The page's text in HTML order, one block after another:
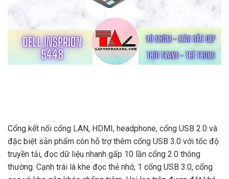
Cổng kết nối cổng LAN, HDMI, headphone, cổng USB 2.0 và
đặc biệt sản phẩm còn hỗ trợ thêm cổng USB 3.0 với tốc độ
truyền tải, đọc dữ liệu nhanh gấp 10 lần cổng 2.0 thông
thường. Cạnh trái là khe đọc thẻ nhớ, 1 cổng USB 3.0, cổng